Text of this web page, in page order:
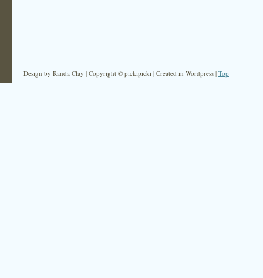
Design by Randa Clay | Copyright © pickipicki | Created in Wordpress | Top